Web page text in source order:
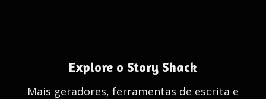
Explore o Story Shack
Mais geradores, ferramentas de escrita e